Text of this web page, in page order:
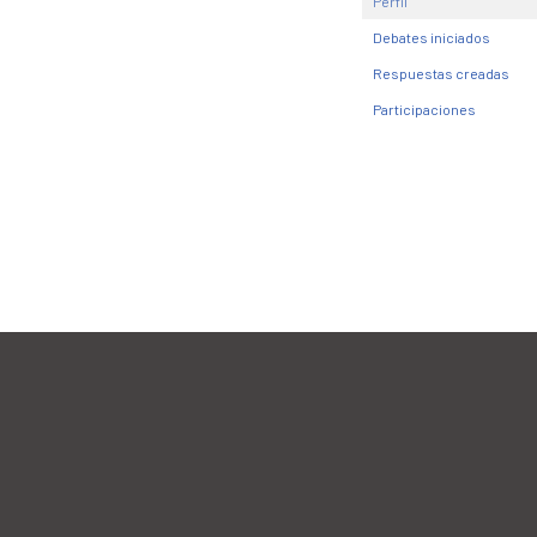
Debates iniciados
Respuestas creadas
Participaciones